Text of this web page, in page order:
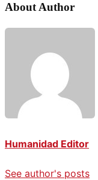
About Author
Humanidad Editor
See author's posts